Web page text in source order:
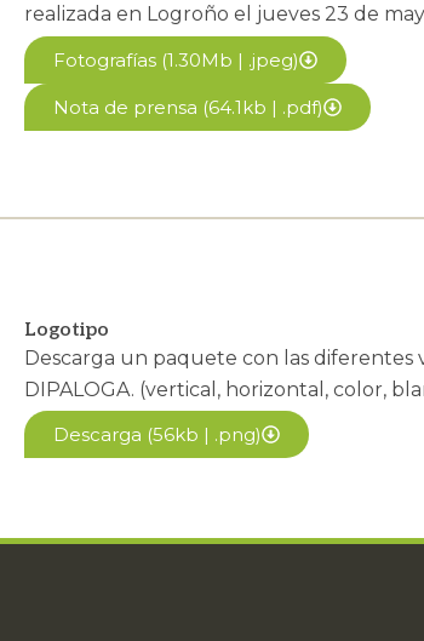
realizada en Logroño el jueves 23 de
Fotografías (1.30Mb | .jpeg)
Nota de prensa (64.1kb | .pdf)
Logotipo
Descarga un paquete con las
DIPALOGA. (vertical, horizontal, color,
Descarga (56kb | .png)